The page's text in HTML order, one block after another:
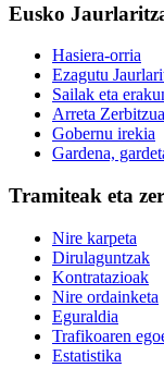
Eusko
Hasiera-orria
Ezagutu
Sailak eta
Arreta Zerbitzua
Gobernu irekia
Gardena,
Tramiteak eta
Nire karpeta
Dirulaguntzak
Kontratazioak
Nire ordainketa
Eguraldia
Trafikoaren
Estatistika